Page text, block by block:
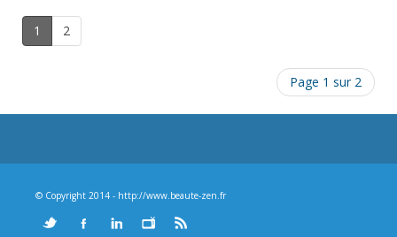
1 2
Page 1 sur 2
© Copyright 2014 - http://www.beaute-zen.fr